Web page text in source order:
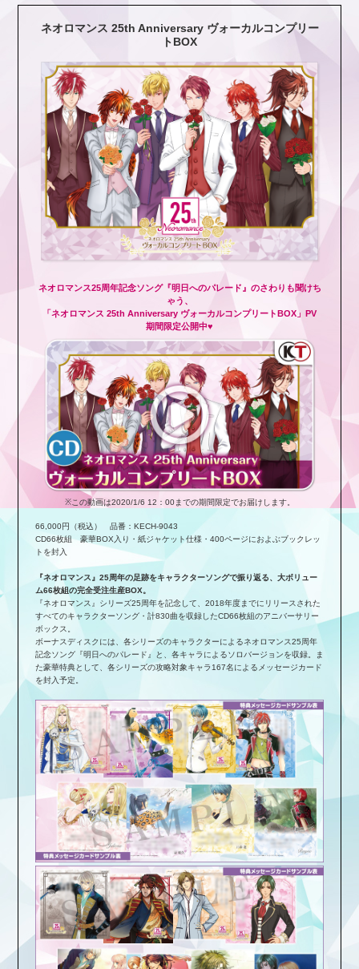
ネオロマンス 25th Anniversary ヴォーカルコンプリー
トBOX
ネオロマンス25周年記念ソング『明日へのパレード』のさわりも聞けち
ゃう、
「ネオロマンス 25th Anniversary ヴォーカルコンプリートBOX」PV
期間限定公開中♥
※この動画は2020/1/6 12：00までの期間限定でお届けします。
66,000円（税込） 品番：KECH-9043
CD66枚組 豪華BOX入り・紙ジャケット仕様・400ページにおよぶブックレッ
トを封入
『ネオロマンス』25周年の足跡をキャラクターソングで振り返る、大ボリュー
ム66枚組の完全受注生産BOX。
『ネオロマンス』シリーズ25周年を記念して、2018年度までにリリースされた
すべてのキャラクターソング・計830曲を収録したCD66枚組のアニバーサリー
ボックス。
ボーナスディスクには、各シリーズのキャラクターによるネオロマンス25周年
記念ソング『明日へのパレード』と、各キャラによるソロバージョンを収録。ま
た豪華特典として、各シリーズの攻略対象キャラ167名によるメッセージカード
を封入予定。